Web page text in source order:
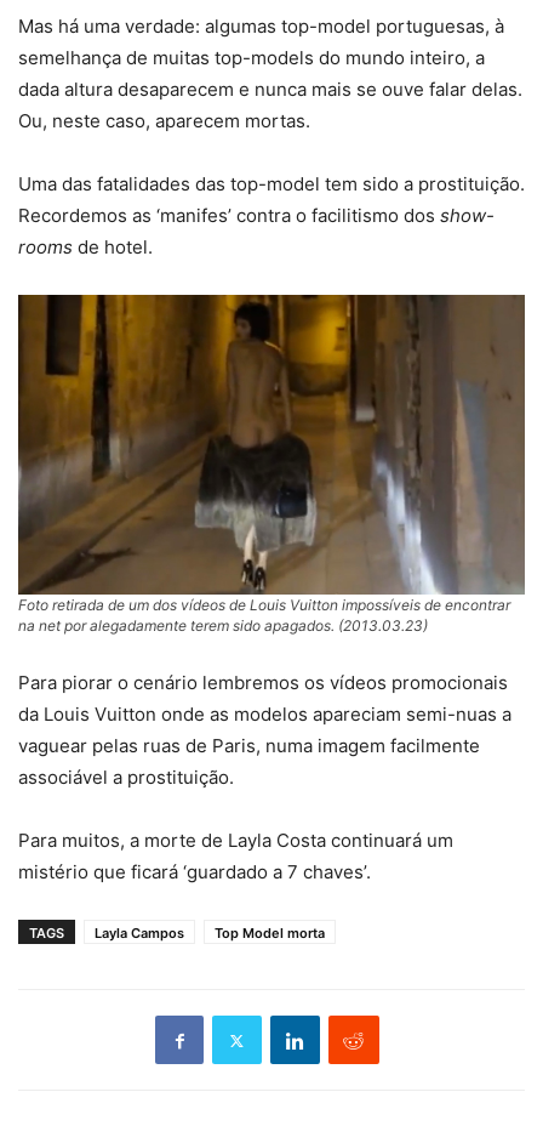
Mas há uma verdade: algumas top-model portuguesas, à
semelhança de muitas top-models do mundo inteiro, a
dada altura desaparecem e nunca mais se ouve falar delas.
Ou, neste caso, aparecem mortas.
Uma das fatalidades das top-model tem sido a prostituição.
Recordemos as ‘manifes’ contra o facilitismo dos show-
rooms de hotel.
Foto retirada de um dos vídeos de Louis Vuitton impossíveis de encontrar
na net por alegadamente terem sido apagados. (2013.03.23)
Para piorar o cenário lembremos os vídeos promocionais
da Louis Vuitton onde as modelos apareciam semi-nuas a
vaguear pelas ruas de Paris, numa imagem facilmente
associável a prostituição.
Para muitos, a morte de Layla Costa continuará um
mistério que ficará ‘guardado a 7 chaves’.
TAGS Layla Campos Top Model morta